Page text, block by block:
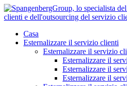
Vai
al
Casa
Esternalizzare il servizio clienti
Esternalizzare il servizio
Esternalizzare il
Esternalizzare il
Esternalizzare il